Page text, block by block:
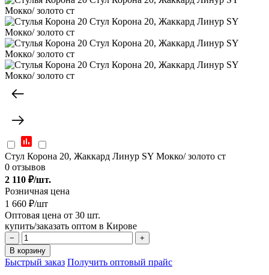
Стул Корона 20, Жаккард Линур SY Мокко/ золото ст
0 отзывов
2 110 ₽/шт.
Розничная цена
1 660 ₽/шт
Оптовая цена от 30 шт.
купить/заказать оптом в Кирове
−
+
В корзину
Быстрый заказ Получить оптовый прайс